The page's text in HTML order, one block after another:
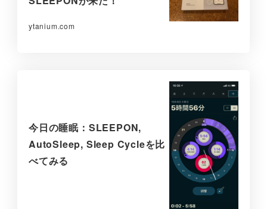
ytanium.com
今日の睡眠：SLEEPON,
AutoSleep, Sleep Cycleを比
べてみる